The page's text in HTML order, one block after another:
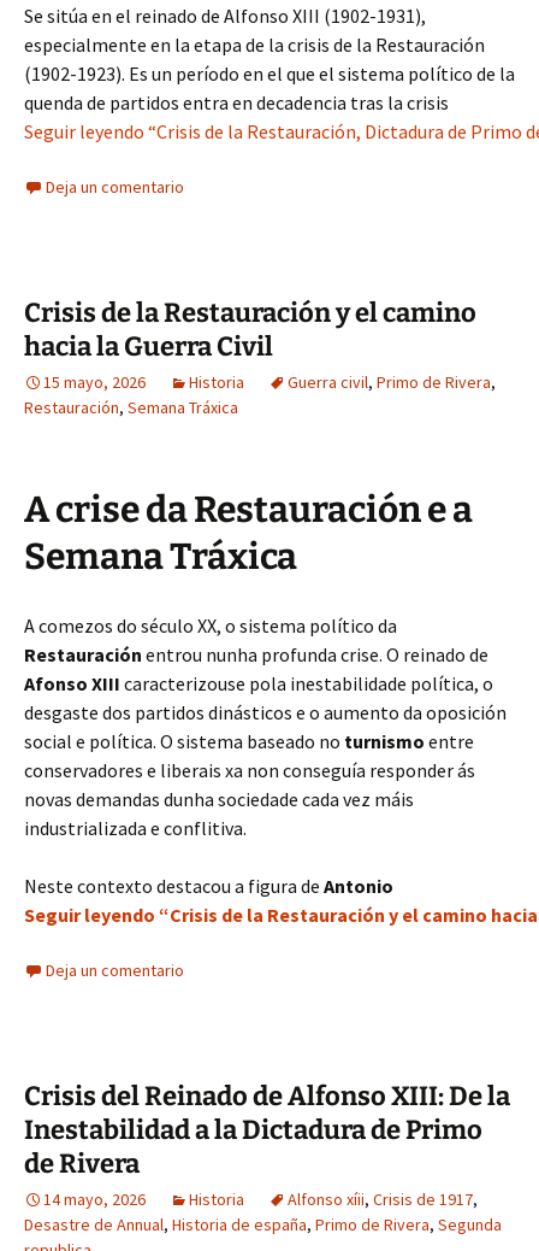
Se sitúa en el reinado de Alfonso XIII (1902-1931),
especialmente en la etapa de la crisis de la Restauración
(1902-1923). Es un período en el que el sistema político de la
quenda de partidos entra en decadencia tras la crisis
Seguir leyendo “Crisis de la Restauración, Dictadura de Primo
Deja un comentario
Crisis de la Restauración y el camino
hacia la Guerra Civil
15 mayo, 2026 Historia Guerra civil, Primo de Rivera,
Restauración, Semana Tráxica
A crise da Restauración e a
Semana Tráxica
A comezos do século XX, o sistema político da
Restauración entrou nunha profunda crise. O reinado de
Afonso XIII caracterizouse pola inestabilidade política, o
desgaste dos partidos dinásticos e o aumento da oposición
social e política. O sistema baseado no turnismo entre
conservadores e liberais xa non conseguía responder ás
novas demandas dunha sociedade cada vez máis
industrializada e conflitiva.
Neste contexto destacou a figura de Antonio
Seguir leyendo “Crisis de la Restauración y el camino
Deja un comentario
Crisis del Reinado de Alfonso XIII: De la
Inestabilidad a la Dictadura de Primo
de Rivera
14 mayo, 2026 Historia Alfonso xíii, Crisis de 1917,
Desastre de Annual, Historia de españa, Primo de Rivera, Segunda